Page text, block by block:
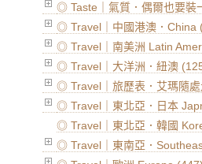
◎ Taste｜氣質．偶爾也要裝
◎ Travel｜中國港澳．China
◎ Travel｜南美洲 Latin
◎ Travel｜大洋洲．紐澳
◎ Travel｜旅歷表．艾瑪隨
◎ Travel｜東北亞．日本
◎ Travel｜東北亞．韓國
◎ Travel｜東南亞．